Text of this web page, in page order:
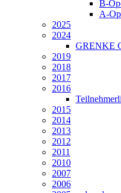
B-
A-
2025
2024
GRENKE
2019
2018
2017
2016
2015
2014
2013
2012
2011
2010
2007
2006